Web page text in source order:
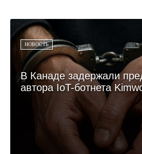
НОВОСТЬ
В Канаде задержали
автора IoT-ботнета